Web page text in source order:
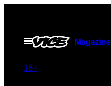
contentOpen
Menu
Magazine
18+